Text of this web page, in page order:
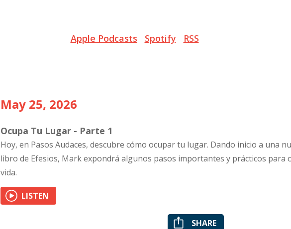
Apple Podcasts Spotify RSS
May 25, 2026
Ocupa Tu Lugar - Parte 1
Hoy, en Pasos Audaces, descubre cómo ocupar tu lugar. Dando inicio a una
libro de Efesios, Mark expondrá algunos pasos importantes y prácticos para
vida.
LISTEN
SHARE